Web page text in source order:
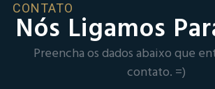
CONTATO
Nós Ligamos
Preencha os dados abaixo que
contato. =)